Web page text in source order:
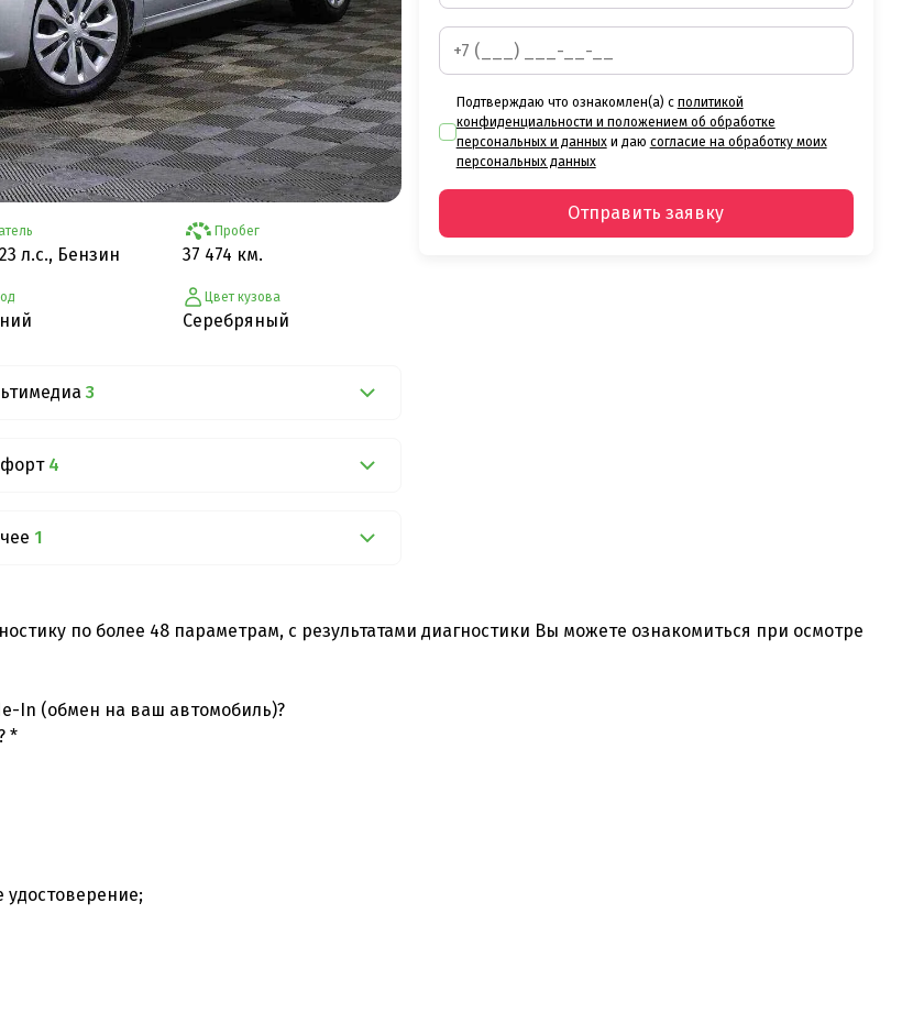
л.с., Бензин
Пробег
37 474 км.
Цвет кузова
Серебряный
3
4
1
Подтверждаю что ознакомлен(а) с политикой
конфиденциальности и положением об обработке
персональных и данныхи даю согласие на обработку моих
персональных данных
Отправить заявку
по более 48 параметрам, с результатами диагностики Вы можете ознакомиться при осмотре
In (обмен на ваш автомобиль)?
*